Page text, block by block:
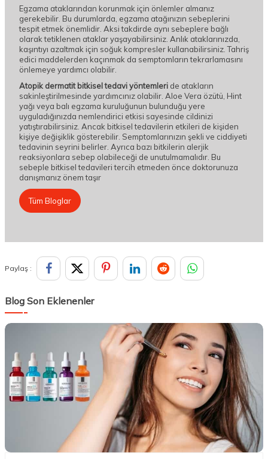
Egzama ataklarından korunmak için önlemler almanız
gerekebilir. Bu durumlarda, egzama atağınızın sebeplerini
tespit etmek önemlidir. Aksi takdirde aynı sebeplere bağlı
olarak tetiklenen ataklar yaşayabilirsiniz. Anlık ataklarınızda,
kaşıntıyı azaltmak için soğuk kompresler kullanabilirsiniz. Tahriş
edici maddelerden kaçınmak da semptomların tekrarlamasını
önlemeye yardımcı olabilir.
Atopik dermatit bitkisel tedavi yöntemleri de atakların
sakinleştirilmesinde yardımcınız olabilir. Aloe Vera özütü, Hint
yağı veya balı egzama kuruluğunun bulunduğu yere
uyguladığınızda nemlendirici etkisi sayesinde cildinizi
yatıştırabilirsiniz. Ancak bitkisel tedavilerin etkileri de kişiden
kişiye değişiklik gösterebilir. Semptomlarınızın şekli ve ciddiyeti
tedavinin seyrini belirler. Ayrıca bazı bitkilerin alerjik
reaksiyonlara sebep olabileceği de unutulmamalıdır. Bu
sebeple bitkisel tedavileri tercih etmeden önce doktorunuza
danışmanız önem taşır
Tüm Bloglar
Paylaş :
Blog Son Eklenenler